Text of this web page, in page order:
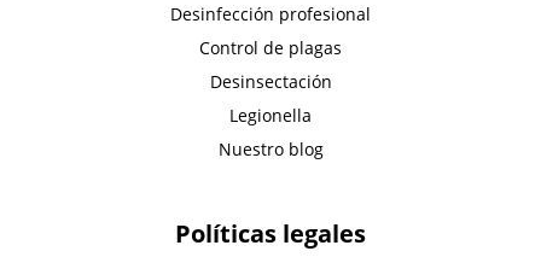
Desinfección profesional
Control de plagas
Desinsectación
Legionella
Nuestro blog
Políticas legales